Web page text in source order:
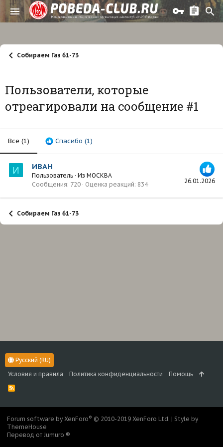
Собираем Газ 61-73
Пользователи, которые
отреагировали на сообщение #1
Все (1) Спасибо (1)
И
26.01.2026
ИВАН
Пользователь · Из МОСКВА
Сообщения 720 Оценка реакций 834
Собираем Газ 61-73
Русский (RU)
Условия и правила
Политика конфиденциальности Помощь
R
S
Forum software by XenForo® © 2010-2019 XenForo Ltd. | Style by
ThemeHouse
Перевод от Jumuro ®